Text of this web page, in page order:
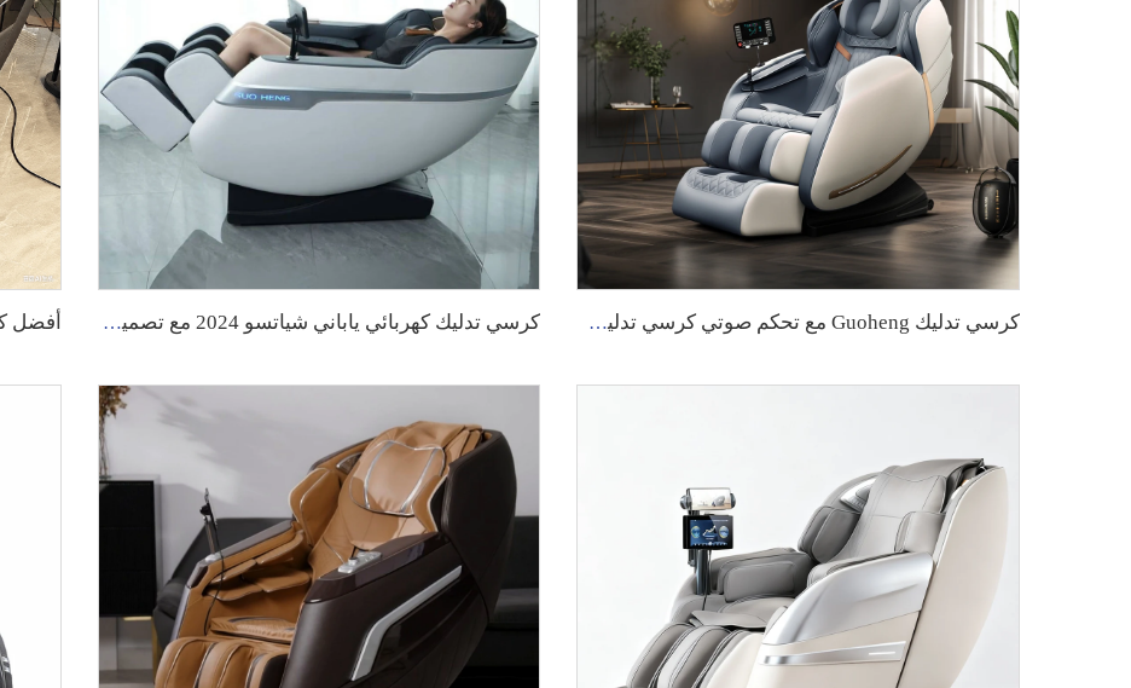
كرسي تدليك Guoheng مع تحكم صوتي كرسي تدليك للجسم بالكامل بتقنية 8D ووضع انعدام الجاذبية الفاخر كرسي تدليك فوان الفاخر مع شاشة تحكم كرسي تدليك كهربائي ياباني شياتسو 2024 مع تصميم فاخر لل hands، كرسي تدليك كهربائي كامل الجسم بأشعة تحت الحمراء عالية الجودة للرجال